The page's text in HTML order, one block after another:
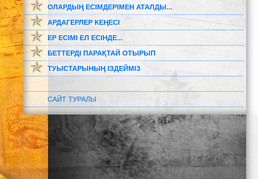
ОЛАРДЫҢ ЕСІМДЕРІМЕН АТАЛДЫ...
АРДАГЕРЛЕР КЕҢЕСІ
ЕР ЕСІМІ ЕЛ ЕСІНДЕ...
БЕТТЕРДІ ПАРАҚТАЙ ОТЫРЫП
ТУЫСТАРЫНЫҢ ІЗДЕЙМІЗ
САЙТ ТУРАЛЫ